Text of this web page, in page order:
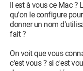
Il est à vous ce Mac
qu'on le configure
donner un nom
fait ?
On voit que vous
c'est vous ? si c'est